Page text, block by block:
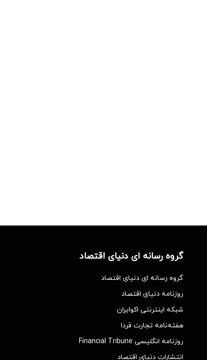
گروه رسانه ای دنیای اقتصاد
گروه رسانه ای دنیای اقتصاد
روزنامه دنیای اقتصاد
شبکه اینترنتی اکوایران
هفته‌نامه تجارت فردا
روزنامه انگلیسی Financial Tribune
انتشارات دنیای اقتصاد